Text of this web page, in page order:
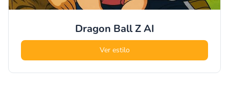
Dragon Ball ZAI
Ver estilo